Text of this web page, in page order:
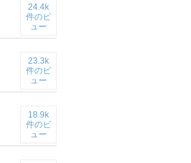
24.4k
件のビ
ュー
23.3k
件のビ
ュー
18.9k
件のビ
ュー